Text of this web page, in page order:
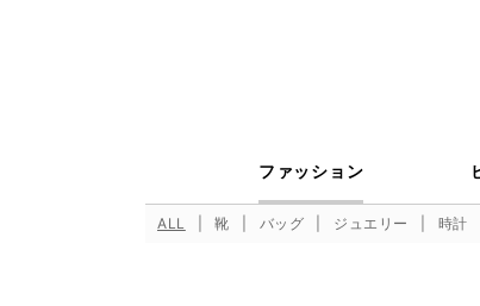
ファッション
ALL 靴 バッグ ジュエリー 時計